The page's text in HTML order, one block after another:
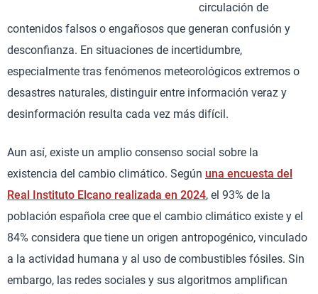
circulación de
contenidos falsos o engañosos que generan confusión y
desconfianza. En situaciones de incertidumbre,
especialmente tras fenómenos meteorológicos extremos o
desastres naturales, distinguir entre información veraz y
desinformación resulta cada vez más difícil.
Aun así, existe un amplio consenso social sobre la
existencia del cambio climático. Según una encuesta del
Real Instituto Elcano realizada en 2024, el 93% de la
población española cree que el cambio climático existe y el
84% considera que tiene un origen antropogénico, vinculado
a la actividad humana y al uso de combustibles fósiles. Sin
embargo, las redes sociales y sus algoritmos amplifican